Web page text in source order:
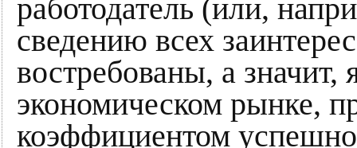
работодатель (или,
сведению всех
востребованы, а значит,
экономическом рынке,
коэффициентом